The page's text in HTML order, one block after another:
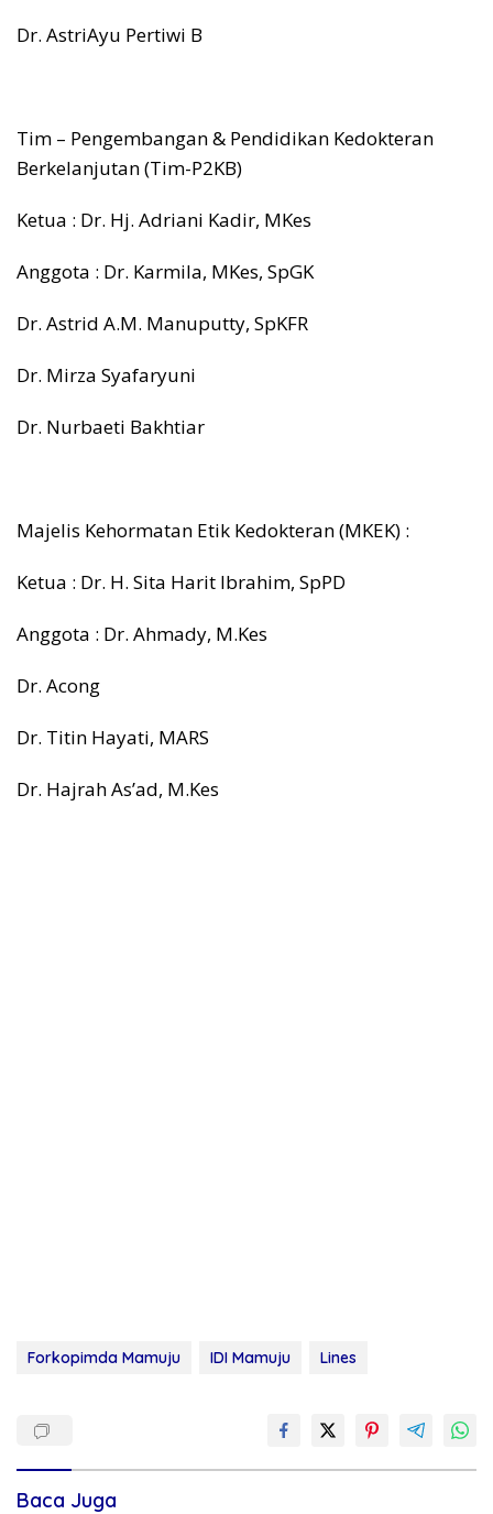
Dr. AstriAyu Pertiwi B
Tim – Pengembangan & Pendidikan Kedokteran
Berkelanjutan (Tim-P2KB)
Ketua : Dr. Hj. Adriani Kadir, MKes
Anggota : Dr. Karmila, MKes, SpGK
Dr. Astrid A.M. Manuputty, SpKFR
Dr. Mirza Syafaryuni
Dr. Nurbaeti Bakhtiar
Majelis Kehormatan Etik Kedokteran (MKEK) :
Ketua : Dr. H. Sita Harit lbrahim, SpPD
Anggota : Dr. Ahmady, M.Kes
Dr. Acong
Dr. Titin Hayati, MARS
Dr. Hajrah As’ad, M.Kes
Forkopimda Mamuju IDI Mamuju Lines
Baca Juga